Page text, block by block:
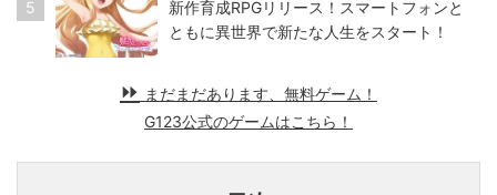
5
新作育成RPGリリース！スマートフォンと
ともに異世界で新たな人生をスタート！
まだまだあります、無料ゲーム！
G123公式のゲームはこちら！